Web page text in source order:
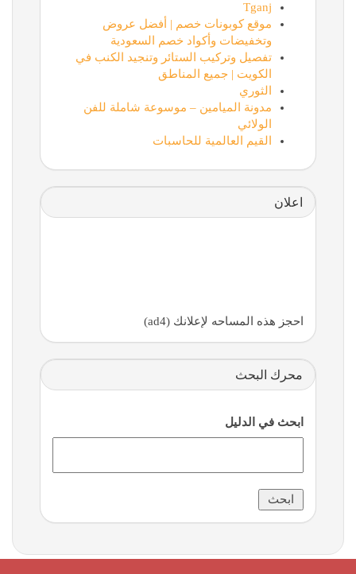
Tganj
موقع كوبونات خصم | أفضل عروض
وتخفيضات وأكواد خصم السعودية
تفصيل وتركيب الستائر وتنجيد الكنب في
الكويت | جميع المناطق
الثوري
مدونة الميامين – موسوعة شاملة للفن
الولائي
القيم العالمية للحاسبات
اعلان
احجز هذه المساحه لإعلانك (ad4)
محرك البحث
ابحث في الدليل